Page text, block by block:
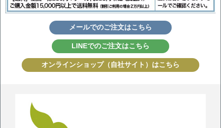
メールでのご注文はこちら
LINEでのご注文はこちら
オンラインショップ（自社サイト）はこちら